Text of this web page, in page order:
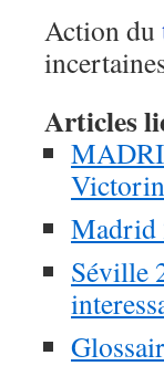
Action du
Articles
Madrid
Séville